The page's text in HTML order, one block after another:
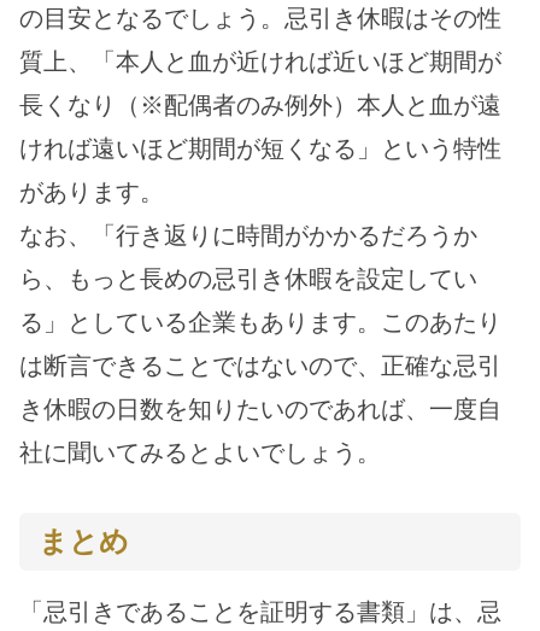
の目安となるでしょう。忌引き休暇はその性
質上、「本人と血が近ければ近いほど期間が
長くなり（※配偶者のみ例外）本人と血が遠
ければ遠いほど期間が短くなる」という特性
があります。
なお、「行き返りに時間がかかるだろうか
ら、もっと長めの忌引き休暇を設定してい
る」としている企業もあります。このあたり
は断言できることではないので、正確な忌引
き休暇の日数を知りたいのであれば、一度自
社に聞いてみるとよいでしょう。
まとめ
「忌引きであることを証明する書類」は、忌